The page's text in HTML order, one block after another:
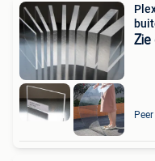
Zie
Peer